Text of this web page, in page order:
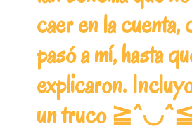
caer en la cuenta,
pasó a mí, hasta
explicaron.
un truco